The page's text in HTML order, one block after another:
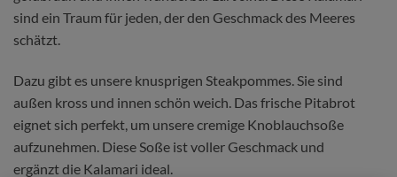
sind ein Traum für jeden, der den Geschmack des Meeres
schätzt.
Dazu gibt es unsere knusprigen Steakpommes. Sie sind
außen kross und innen schön weich. Das frische Pitabrot
eignet sich perfekt, um unsere cremige Knoblauchsoße
aufzunehmen. Diese Soße ist voller Geschmack und
ergänzt die Kalamari ideal.